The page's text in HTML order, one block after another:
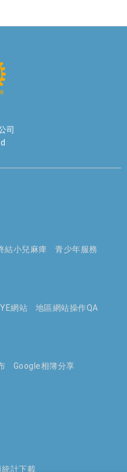
司
結小兒麻痺
青少年服務
網站
地區網站操作QA
Google相簿分享
統計下載